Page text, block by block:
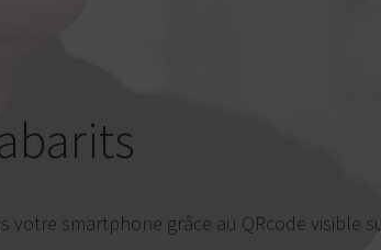
smartphone grâce au QRcode visible